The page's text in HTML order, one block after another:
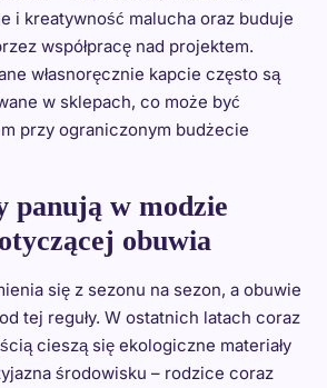
i kreatywność malucha oraz buduje
współpracę nad projektem.
własnoręcznie kapcie często są
w sklepach, co może być
przy ograniczonym budżecie
panują w modzie
obuwia
się z sezonu na sezon, a obuwie
tej reguły. W ostatnich latach coraz
cieszą się ekologiczne materiały
środowisku – rodzice coraz